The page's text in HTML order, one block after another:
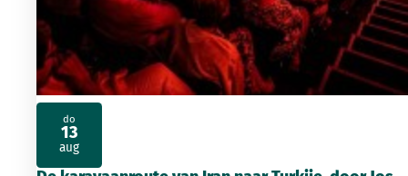
do
13
aug
2026